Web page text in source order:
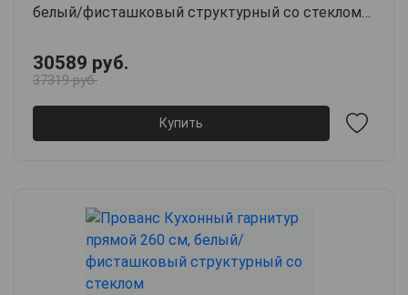
белый/фисташковый структурный со стеклом/
30589 руб.
37319 руб.
Купить